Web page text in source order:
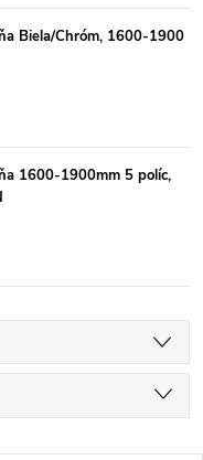
Biela/Chróm, 1600-1900
1600-1900mm 5 políc,